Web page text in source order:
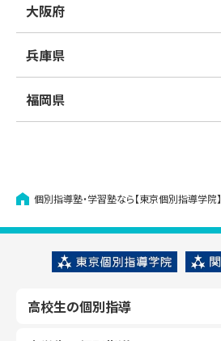
大阪府
兵庫県
福岡県
個別指導塾・学習塾なら【東京個別指導学院】
高校生の個別指導